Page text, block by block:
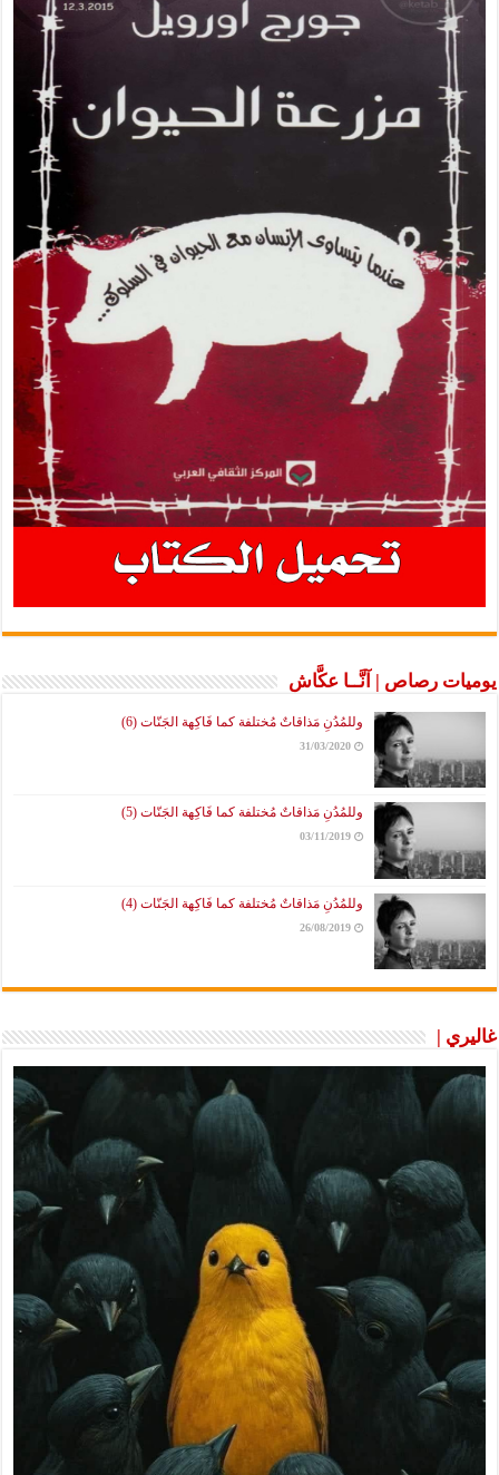
يوميات رصاص | آنَّــا عكَّاش
وللمُدُنِ مَذاقاتٌ مُختلفة كما فَاكِهة الجَنّات (6)
31/03/2020
وللمُدُنِ مَذاقاتٌ مُختلفة كما فَاكِهة الجَنّات (5)
03/11/2019
وللمُدُنِ مَذاقاتٌ مُختلفة كما فَاكِهة الجَنّات (4)
26/08/2019
غاليري |